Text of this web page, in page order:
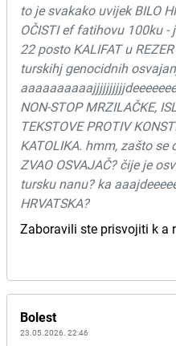
to je svakako uvijek BILO
OČISTI ef fatihovu 100ku
22 posto KALIFAT u
turskihj genocidnih
NON-STOP MRZILAČKE,
TEKSTOVE PROTIV
KATOLIKA. hmm, zašto
ZVAO OSVAJAČ? čije je
tursku nanu? ka
HRVATSKA?
Zaboravili ste prisvojiti k a
Bolest
23.05.2026. 22:46